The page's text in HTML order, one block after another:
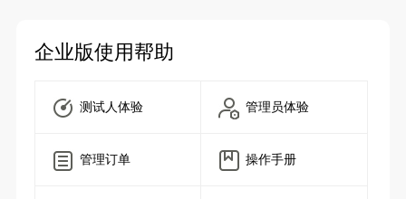
企业版使用帮助
测试人体验 管理员体验
管理订单 操作手册